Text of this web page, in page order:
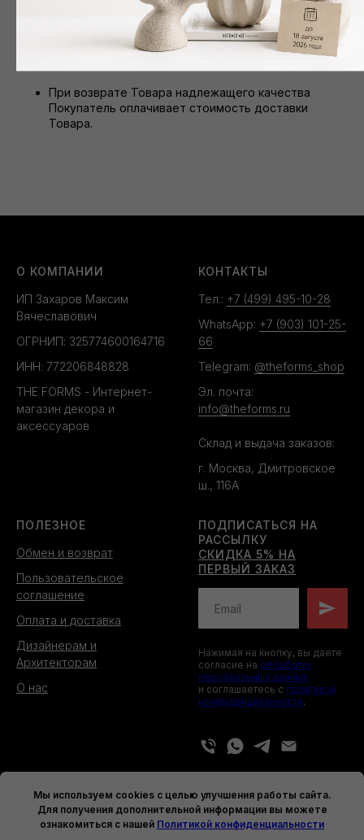
момента получения Компанией Заявления и
рассчитывается в рабочих днях без учета
праздников/выходных дней.
При возврате Товара надлежащего качества
Покупатель оплачивает стоимость доставки
Товара.
О КОМПАНИИ
ИП Захаров Максим
Вячеславович
ОГРНИП: 325774600164716
ИНН: 772206848828
THE FORMS - Интернет-
магазин декора и
аксессуаров
КОНТАКТЫ
Тел.: +7 (499) 495-10-28
WhatsApp: +7 (903) 101-25-
66
Telegram: @theforms_shop
Эл. почта:
info@theforms.ru
Склад и выдача заказов:
г. Москва, Дмитровское
ш., 116А
ПОЛЕЗНОЕ
Обмен и возврат
Пользовательское
соглашение
Оплата и доставка
Дизайнерам и
Архитекторам
О нас
ПОДПИСАТЬСЯ НА
РАССЫЛКУ
СКИДКА 5% НА
ПЕРВЫЙ ЗАКАЗ
Нажимая на кнопку, вы даете
согласие на обработку
персональных данных
и соглашаетесь c политикой
конфиденциальности.
© THE FORMS, 2026
Информация, размещенная на
сайте, не является публичной
Мы используем cookies с целью улучшения работы сайта.
Для получения дополнительной информации вы можете
ознакомиться с нашей Политикой конфиденциальности